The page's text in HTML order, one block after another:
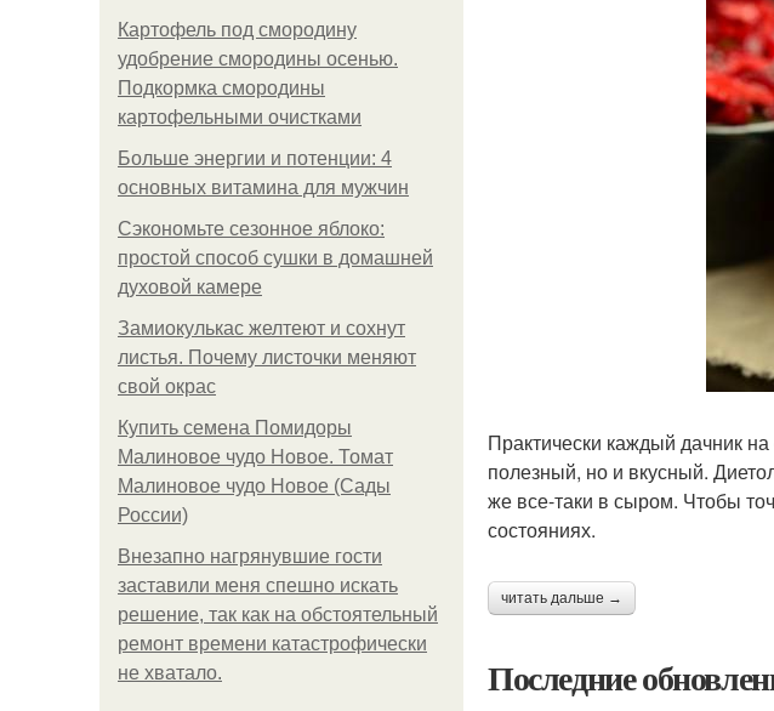
Картофель под смородину
удобрение смородины осенью.
Подкормка смородины
картофельными очистками
Больше энергии и потенции: 4
основных витамина для мужчин
Сэкономьте сезонное яблоко:
простой способ сушки в домашней
духовой камере
Замиокулькас желтеют и сохнут
листья. Почему листочки меняют
свой окрас
Купить семена Помидоры
Малиновое чудо Новое. Томат
Малиновое чудо Новое (Сады
России)
Внезапно нагрянувшие гости
заставили меня спешно искать
решение, так как на обстоятельный
ремонт времени катастрофически
не хватало.
Практически каждый дачник
полезный, но и вкусный.
же все-таки в сыром. Чтобы
состояниях.
читать дальше →
Последние